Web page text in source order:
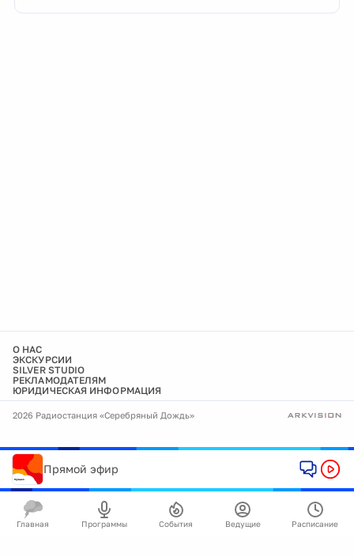
О НАС
ЭКСКУРСИИ
SILVER STUDIO
РЕКЛАМОДАТЕЛЯМ
ЮРИДИЧЕСКАЯ ИНФОРМАЦИЯ
2026 Радиостанция «Серебряный Дождь»
Прямой эфир
Главная Программы События Ведущие Расписание